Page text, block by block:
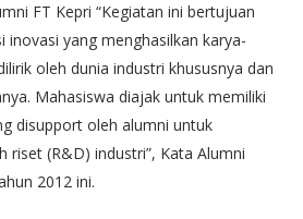
FT Kepri “Kegiatan ini bertujuan
inovasi yang menghasilkan karya-
oleh dunia industri khususnya dan
Mahasiswa diajak untuk memiliki
disupport oleh alumni untuk
riset (R&D) industri”, Kata Alumni
2012 ini.